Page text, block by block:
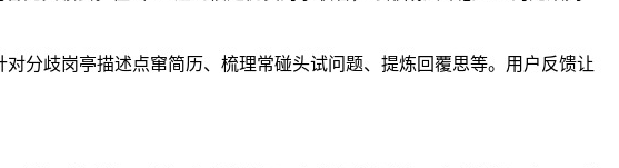
歧岗亭描述点窜简历、梳理常碰头试问题、提炼回覆思等。用户反馈让